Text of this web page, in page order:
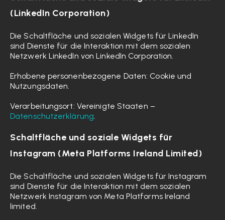
(LinkedIn Corporation)
Die Schaltfläche und sozialen Widgets für LinkedIn
sind Dienste für die Interaktion mit dem sozialen
Netzwerk LinkedIn von LinkedIn Corporation.
Erhobene personenbezogene Daten: Cookie und
Nutzungsdaten.
Verarbeitungsort: Vereinigte Staaten –
Datenschutzerklärung
Schaltfläche und soziale Widgets für
Instagram (Meta Platforms Ireland Limited)
Die Schaltfläche und sozialen Widgets für Instagram
sind Dienste für die Interaktion mit dem sozialen
Netzwerk Instagram von Meta Platforms Ireland
limited.